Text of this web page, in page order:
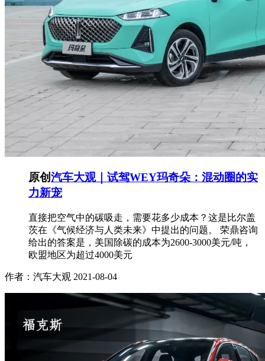
原创汽车大观｜试驾WEY玛奇朵：混动圈的实
力新宠
直接把空气中的碳吸走，需要花多少成本？这是比尔盖
茨在《气候经济与人类未来》中提出的问题。 荣鼎咨询
给出的答案是，美国除碳的成本为2600-3000美元/吨，
欧盟地区为超过4000美元
作者：汽车大观 2021-08-04